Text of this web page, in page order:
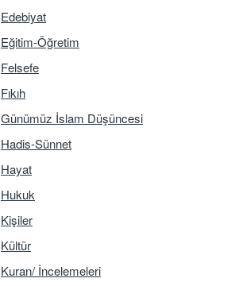
Edebiyat
Eğitim-Öğretim
Felsefe
Fıkıh
Günümüz İslam Düşüncesi
Hadis-Sünnet
Hayat
Hukuk
Kişiler
Kültür
Kuran/ İncelemeleri